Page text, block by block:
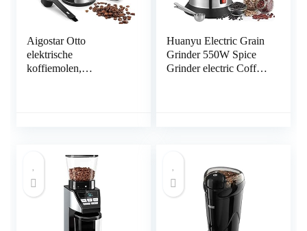
Aigostar Otto
elektrische
koffiemolen,
en maatlepel
Huanyu Electric Grain
Grinder 550W Spice
Grinder electric Coffee